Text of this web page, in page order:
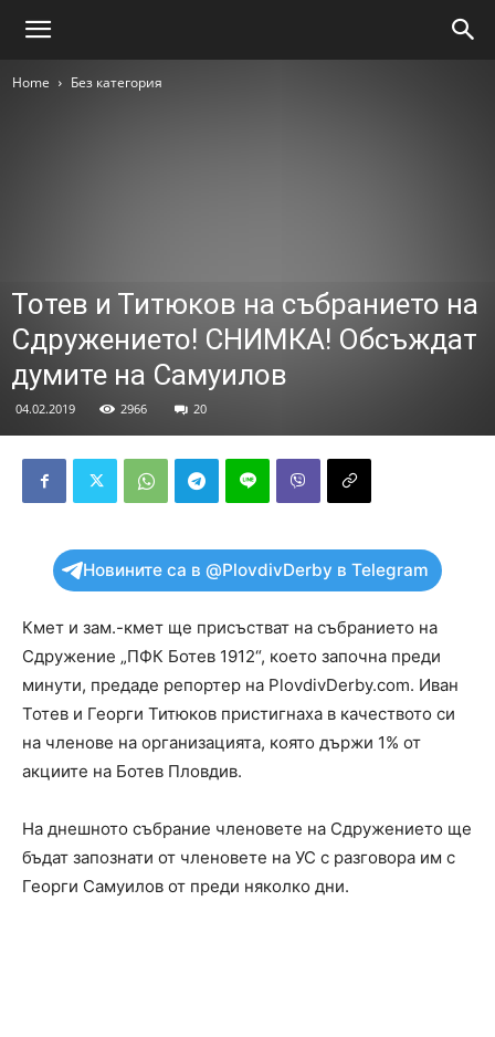
Home Без категория
Тотев и Титюков на събранието на
Сдружението! СНИМКА! Обсъждат
думите на Самуилов
04.02.2019 2966 20
Новините са в @PlovdivDerby в Telegram
Кмет и зам.-кмет ще присъстват на събранието на
Сдружение „ПФК Ботев 1912“, което започна преди
минути, предаде репортер на PlovdivDerby.com. Иван
Тотев и Георги Титюков пристигнаха в качеството си
на членове на организацията, която държи 1% от
акциите на Ботев Пловдив.
На днешното събрание членовете на Сдружението ще
бъдат запознати от членовете на УС с разговора им с
Георги Самуилов от преди няколко дни.